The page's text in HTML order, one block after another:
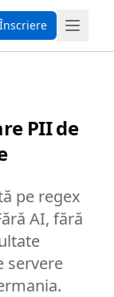
Înscriere
PII de
pe regex
AI, fără
servere